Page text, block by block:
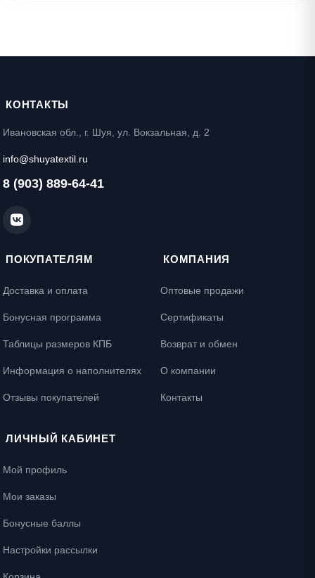
КОНТАКТЫ
Ивановская обл., г. Шуя, ул. Вокзальная, д. 2
info@shuyatextil.ru
8 (903) 889-64-41
ПОКУПАТЕЛЯМ
Доставка и оплата
Бонусная программа
Таблицы размеров КПБ
Информация о наполнителях
Отзывы покупателей
КОМПАНИЯ
Оптовые продажи
Сертификаты
Возврат и обмен
О компании
Контакты
ЛИЧНЫЙ КАБИНЕТ
Мой профиль
Мои заказы
Бонусные баллы
Настройки рассылки